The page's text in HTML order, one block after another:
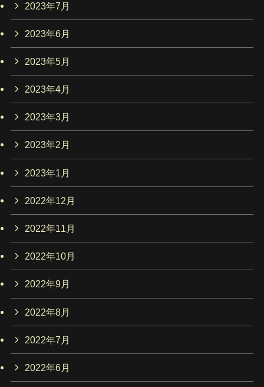
2023年7月
2023年6月
2023年5月
2023年4月
2023年3月
2023年2月
2023年1月
2022年12月
2022年11月
2022年10月
2022年9月
2022年8月
2022年7月
2022年6月